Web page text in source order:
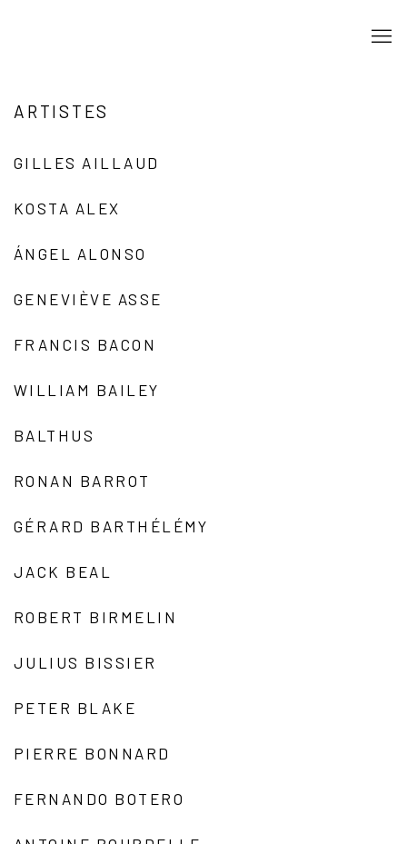
ARTISTES
GILLES AILLAUD
KOSTA ALEX
ÁNGEL ALONSO
GENEVIÈVE ASSE
FRANCIS BACON
WILLIAM BAILEY
BALTHUS
RONAN BARROT
GÉRARD BARTHÉLÉMY
JACK BEAL
ROBERT BIRMELIN
JULIUS BISSIER
PETER BLAKE
PIERRE BONNARD
FERNANDO BOTERO